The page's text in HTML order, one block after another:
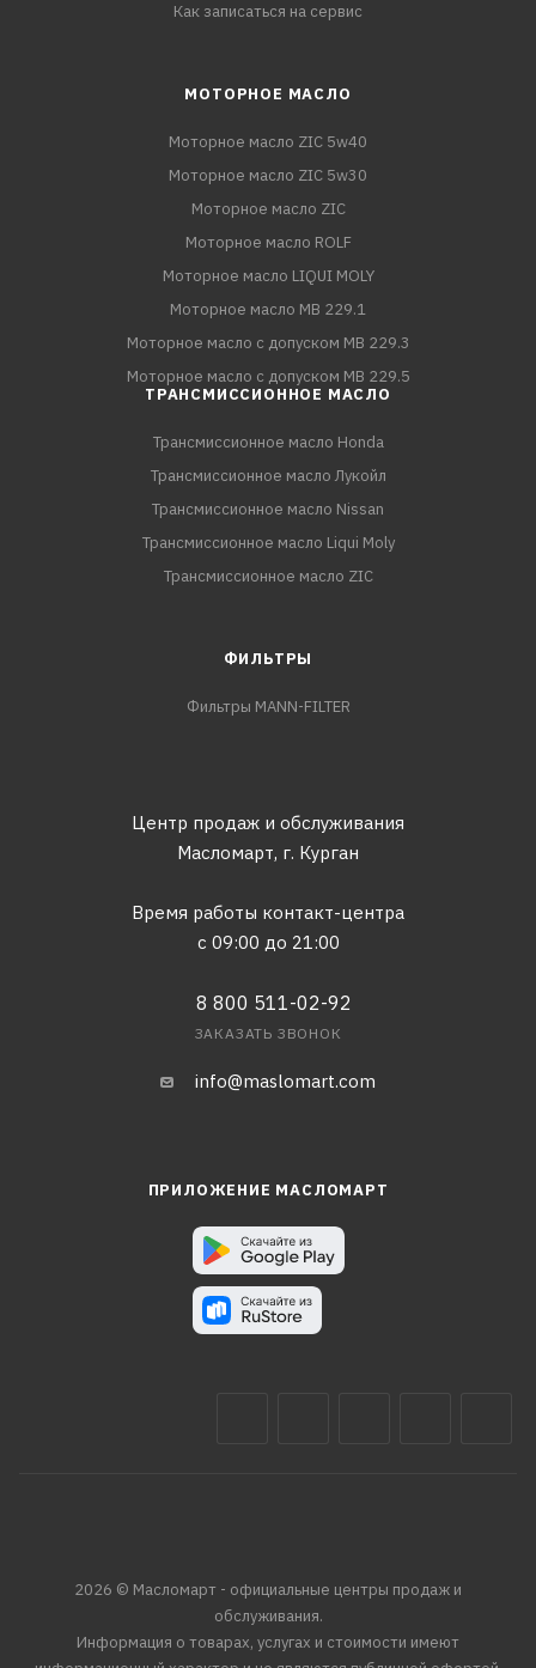
Как записаться на сервис
МОТОРНОЕ МАСЛО
Моторное масло ZIC 5w40
Моторное масло ZIC 5w30
Моторное масло ZIC
Моторное масло ROLF
Моторное масло LIQUI MOLY
Моторное масло MB 229.1
Моторное масло с допуском MB 229.3
Моторное масло с допуском MB 229.5
ТРАНСМИССИОННОЕ МАСЛО
Трансмиссионное масло Honda
Трансмиссионное масло Лукойл
Трансмиссионное масло Nissan
Трансмиссионное масло Liqui Moly
Трансмиссионное масло ZIC
ФИЛЬТРЫ
Фильтры MANN-FILTER
Центр продаж и обслуживания
Масломарт, г. Курган
Время работы контакт-центра
с 09:00 до 21:00
8 800 511-02-92
ЗАКАЗАТЬ ЗВОНОК
info@maslomart.com
ПРИЛОЖЕНИЕ МАСЛОМАРТ
2026 © Масломарт - официальные центры продаж и
обслуживания.
Информация о товарах, услугах и стоимости имеют